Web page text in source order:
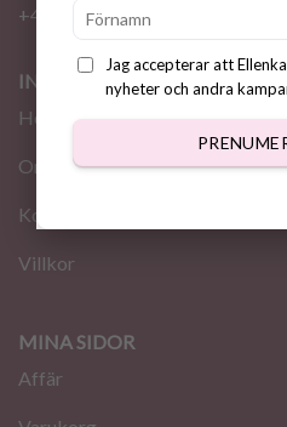
Jag accepterar att
nyheter och andra
+46 72 310 46 48
INFORMATION
Hem
Om oss
Kontakt
Villkor
MINA SIDOR
Affär